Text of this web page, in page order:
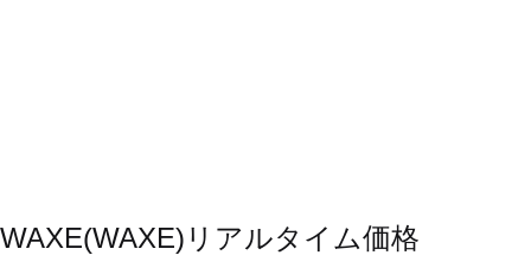
WAXE(WAXE)リアルタイム価格